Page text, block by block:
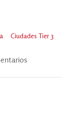
Ciudades Tier 3